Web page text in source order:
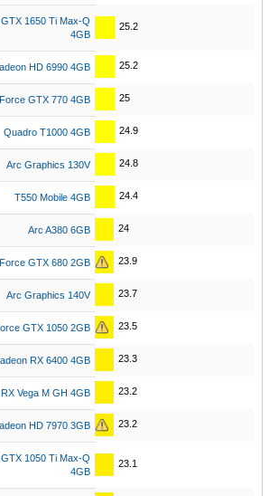
1650 Ti Max-Q
4GB
25.2
HD 6990 4GB 25.2
GTX 770 4GB 25
Quadro T1000 4GB 24.9
Arc Graphics 130V 24.8
T550 Mobile 4GB 24.4
Arc A380 6GB 24
GTX 680 2GB 23.9
Arc Graphics 140V 23.7
GTX 1050 2GB 23.5
RX 6400 4GB 23.3
Vega M GH 4GB 23.2
HD 7970 3GB 23.2
1050 Ti Max-Q
4GB
23.1